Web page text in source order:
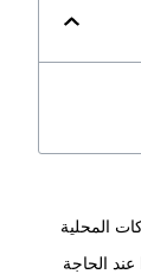
المحلية
عند الحاجة